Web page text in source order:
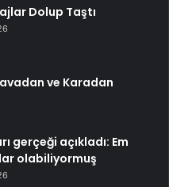
Dolup Taştı
ve Karadan
gerçeği açıkladı: Em
olabiliyormuş